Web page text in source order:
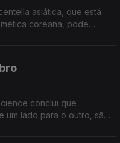
asiática, que está
coreana, pode
conclui que
um lado para o outro, são